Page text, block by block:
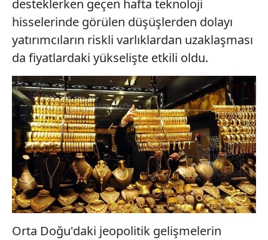
Çerezlere ilişkin tercihlerinizi aşağıda yer alan panel
vasıtasıyla belirleyebilirsiniz. Çerezlere ilişkin detaylı bilgi
için Ayarlar butonuna tıklayabilir,
Çerez Bilgilendirme
Metnimiziziyaret edebilirsiniz.
6698 sayılı Kişisel Verilerin Korunması Kanunu uyarınca
hazırlanmış Aydınlatma Metnimizi okumak ve sitemizde
ilgili mevzuata uygun olarak kullanılan çerezlerle ilgili bilgi
almak için lütfentıklayınız
desteklerken geçen hafta teknoloji
hisselerinde görülen düşüşlerden dolayı
yatırımcıların riskli varlıklardan uzaklaşması
da fiyatlardaki yükselişte etkili oldu.
Orta Doğu'daki jeopolitik gelişmelerin